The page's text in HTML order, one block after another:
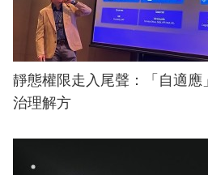
靜態權限走入尾聲：「自適應
治理解方